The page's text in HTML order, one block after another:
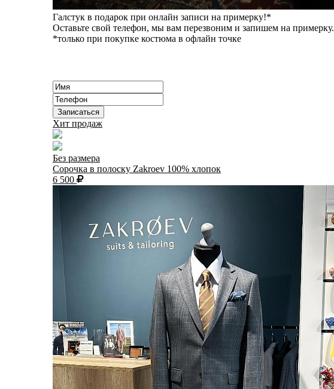
Галстук в подарок при онлайн записи на примерку!*
Оставьте свой телефон, мы вам перезвоним и запишем на примерку.
*только при покупке костюма в офлайн точке
Хит продаж
Без размера
Сорочка в полоску Zakroev 100% хлопок
6 500